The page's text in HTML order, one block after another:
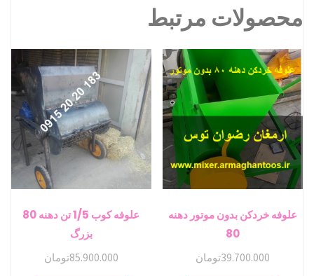
محصولات مرتبط
علوفه خردکن بدون موتور دهنه
80
39.700.000تومان
علوفه کوب 1/5 تن دهنه 80
بزرگ
85.900.000تومان